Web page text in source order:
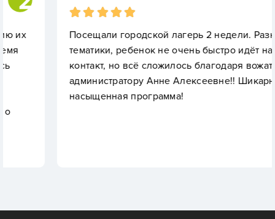
Посещали городской лагерь 2 недели. Разные
тематики, ребенок не очень быстро идёт на
контакт, но всё сложилось благодаря вожатым и
администратору Анне Алексеевне!! Шикарная,
насыщенная программа!